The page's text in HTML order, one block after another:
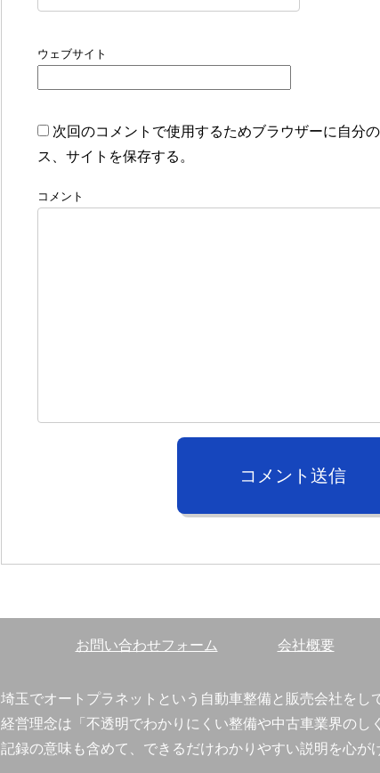
ウェブサイト
次回のコメントで使用するためブラウザーに自分
ス、サイトを保存する。
コメント
コメント送信
お問い合わせフォーム 会社概要
埼玉でオートプラネットという自動車整備と販売会社をし
経営理念は「不透明でわかりにくい整備や中古車業界のし
記録の意味も含めて、できるだけわかりやすい説明を心が